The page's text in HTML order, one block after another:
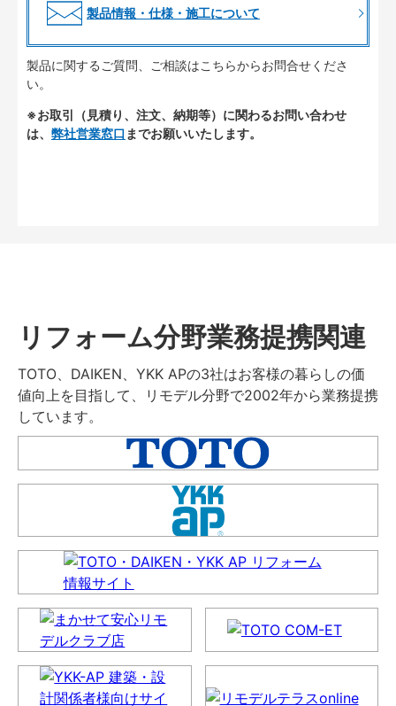
製品情報・仕様・施工について
製品に関するご質問、ご相談はこちらからお問合せくださ
い。
※お取引（見積り、注文、納期等）に関わるお問い合わせ
は、 弊社営業窓口 までお願いいたします。
リフォーム分野業務提携関連
TOTO、DAIKEN、YKK APの3社はお客様の暮らしの価
値向上を目指して、リモデル分野で2002年から業務提携
しています。